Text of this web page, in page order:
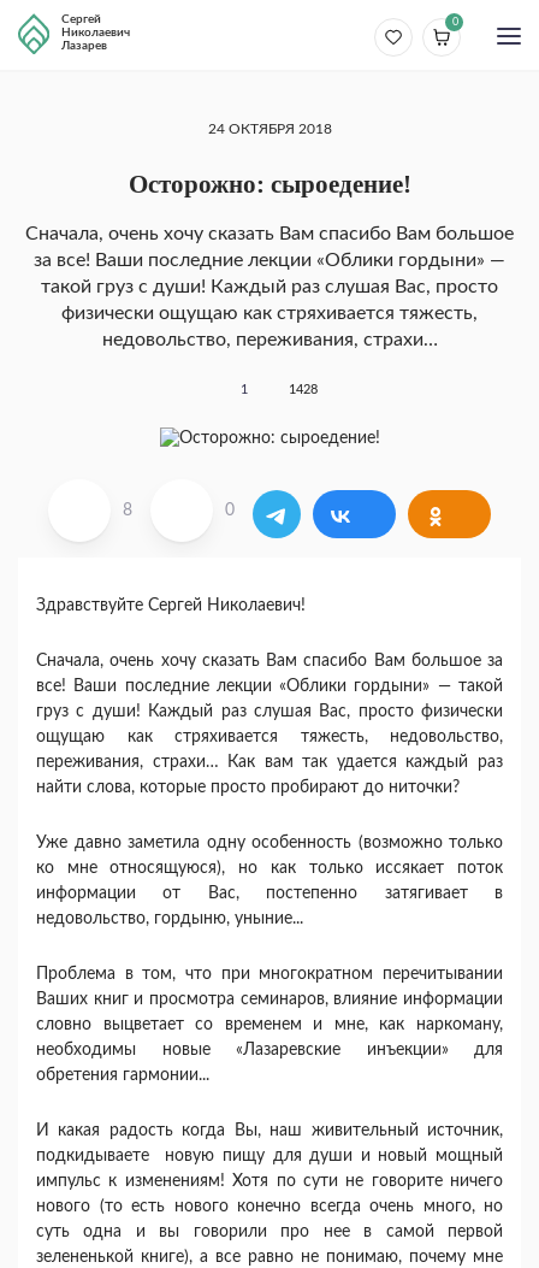
Сергей
Николаевич
Лазарев
0
24 ОКТЯБРЯ 2018
Осторожно: сыроедение!
Сначала, очень хочу сказать Вам спасибо Вам большое
за все! Ваши последние лекции «Облики гордыни» —
такой груз с души! Каждый раз слушая Вас, просто
физически ощущаю как стряхивается тяжесть,
недовольство, переживания, страхи…
1 1428
8 0
Здравствуйте Сергей Николаевич!
Сначала, очень хочу сказать Вам спасибо Вам большое за
все! Ваши последние лекции «Облики гордыни» — такой
груз с души! Каждый раз слушая Вас, просто физически
ощущаю как стряхивается тяжесть, недовольство,
переживания, страхи… Как вам так удается каждый раз
найти слова, которые просто пробирают до ниточки?
Уже давно заметила одну особенность (возможно только
ко мне относящуюся), но как только иссякает поток
информации от Вас, постепенно затягивает в
недовольство, гордыню, уныние...
Проблема в том, что при многократном перечитывании
Ваших книг и просмотра семинаров, влияние информации
словно выцветает со временем и мне, как наркоману,
необходимы новые «Лазаревские инъекции» для
обретения гармонии...
И какая радость когда Вы, наш живительный источник,
подкидываете новую пищу для души и новый мощный
импульс к изменениям! Хотя по сути не говорите ничего
нового (то есть нового конечно всегда очень много, но
суть одна и вы говорили про нее в самой первой
зелененькой книге), а все равно не понимаю, почему мне